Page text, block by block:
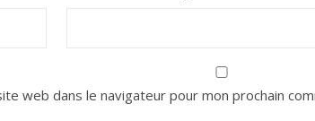
web dans le navigateur pour mon prochain